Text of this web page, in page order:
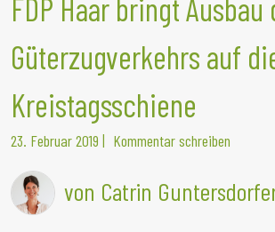
FDP Haar bringt Ausbau
Güterzugverkehrs auf
Kreistagsschiene
23. Februar 2019 | Kommentar schreiben
von Catrin